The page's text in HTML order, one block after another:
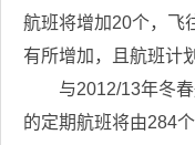
航班将增加20个，飞
有所增加，且航班计
与2012/13年冬春
的定期航班将由284